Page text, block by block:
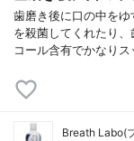
歯磨き後に口の中を
を殺菌してくれたり
コール含有でかなり
Breath Labo(